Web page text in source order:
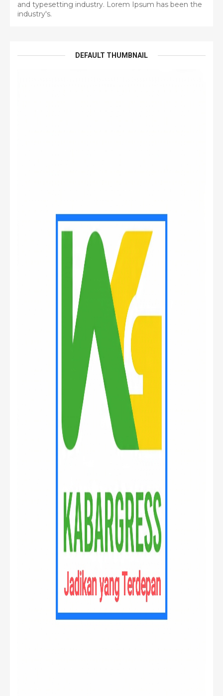
and typesetting industry. Lorem Ipsum has been the
industry's.
DEFAULT THUMBNAIL